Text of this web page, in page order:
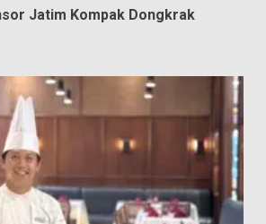
Jatim Kompak Dongkrak